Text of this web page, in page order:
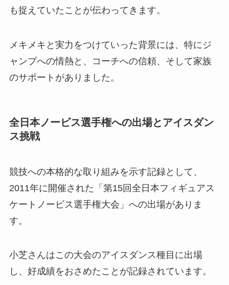
も捉えていたことが伝わってきます。
メキメキと実力をつけていった背景には、特にジ
ャンプへの情熱と、コーチへの信頼、そして家族
のサポートがありました。
全日本ノービス選手権への出場とアイスダン
ス挑戦
競技への本格的な取り組みを示す記録として、
2011年に開催された「第15回全日本フィギュアス
ケートノービス選手権大会」への出場がありま
す。
小芝さんはこの大会のアイスダンス種目に出場
し、好成績をおさめたことが記録されています。